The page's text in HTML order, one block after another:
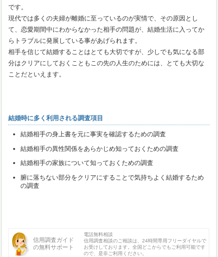
です。
現代では多くの夫婦が離婚に至っているのが実情で、その原因とし
て、恋愛期間中にわからなかった相手の問題が、結婚生活に入ってか
らトラブルに発展している事があげられます。
相手を信じて結婚することはとても大切ですが、少しでも気になる部
分はクリアにしておくこともこの先の人生のためには、とても大切な
ことだといえます。
結婚時に多く利用される調査項目
結婚相手の身上書を元に事実を確認するための調査
結婚相手の異性関係をあらかじめ知っておくための調査
結婚相手の家族について知っておくための調査
腑に落ちない部分をクリアにすることで気持ちよく結婚するため
の調査
信用調査ガイド
の無料サポート
電話無料相談
信用調査相談のご相談は、24時間専用フリーダイヤルで
お受けしております。全国どこからでもご利用可能です
ので、是非ご利用ください。